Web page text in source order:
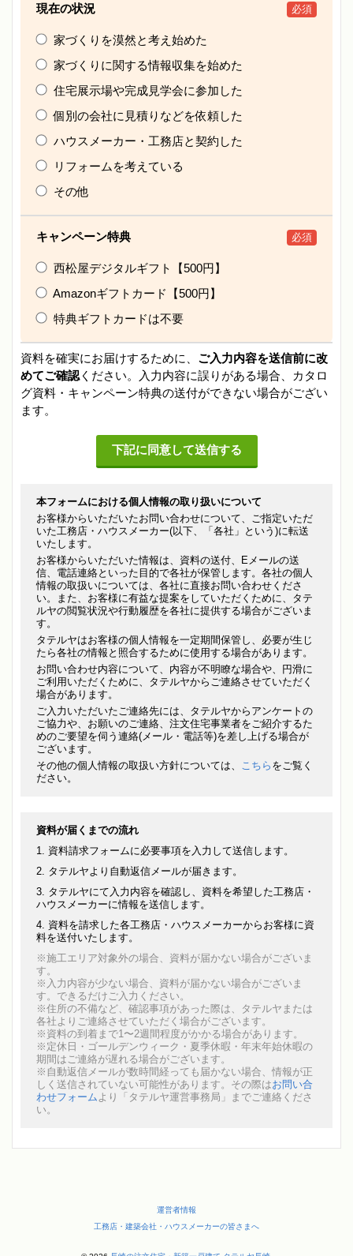
現在の状況 必須
家づくりを漠然と考え始めた
家づくりに関する情報収集を始めた
住宅展示場や完成見学会に参加した
個別の会社に見積りなどを依頼した
ハウスメーカー・工務店と契約した
リフォームを考えている
その他
キャンペーン特典 必須
西松屋デジタルギフト【500円】
Amazonギフトカード【500円】
特典ギフトカードは不要
資料を確実にお届けするために、 ご入力内容を送信前に改
めてご確認 ください。入力内容に誤りがある場合、カタロ
グ資料・キャンペーン特典の送付ができない場合がござい
ます。
本フォームにおける個人情報の取り扱いについて
お客様からいただいたお問い合わせについて、ご指定いただ
いた工務店・ハウスメーカー(以下、「各社」という)に転送
いたします。
お客様からいただいた情報は、資料の送付、Eメールの送
信、電話連絡といった目的で各社が保管します。各社の個人
情報の取扱いについては、各社に直接お問い合わせくださ
い。また、お客様に有益な提案をしていただくために、タテ
ルヤの閲覧状況や行動履歴を各社に提供する場合がございま
す。
タテルヤはお客様の個人情報を一定期間保管し、必要が生じ
たら各社の情報と照合するために使用する場合があります。
お問い合わせ内容について、内容が不明瞭な場合や、円滑に
ご利用いただくために、タテルヤからご連絡させていただく
場合があります。
ご入力いただいたご連絡先には、タテルヤからアンケートの
ご協力や、お願いのご連絡、注文住宅事業者をご紹介するた
めのご要望を伺う連絡(メール・電話等)を差し上げる場合が
ございます。
その他の個人情報の取扱い方針については、
こちら をご覧く
ださい。
資料が届くまでの流れ
資料請求フォームに必要事項を入力して送信します。
タテルヤより自動返信メールが届きます。
タテルヤにて入力内容を確認し、資料を希望した工務店・
ハウスメーカーに情報を送信します。
資料を請求した各工務店・ハウスメーカーからお客様に資
料を送付いたします。
※施工エリア対象外の場合、資料が届かない場合がございま
す。
※入力内容が少ない場合、資料が届かない場合がございま
す。できるだけご入力ください。
※住所の不備など、確認事項があった際は、タテルヤまたは
各社よりご連絡させていただく場合がございます。
※資料の到着まで1〜2週間程度がかかる場合があります。
※定休日・ゴールデンウィーク・夏季休暇・年末年始休暇の
期間はご連絡が遅れる場合がございます。
※自動返信メールが数時間経っても届かない場合、情報が正
しく送信されていない可能性があります。その際はお問い合
わせフォーム より「タテルヤ運営事務局」までご連絡くださ
い。
運営者情報
工務店・建築会社・ハウスメーカーの皆さまへ